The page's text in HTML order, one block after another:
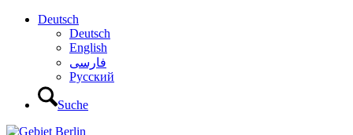
Deutsch
Deutsch
English
فارسی
Русский
Suche